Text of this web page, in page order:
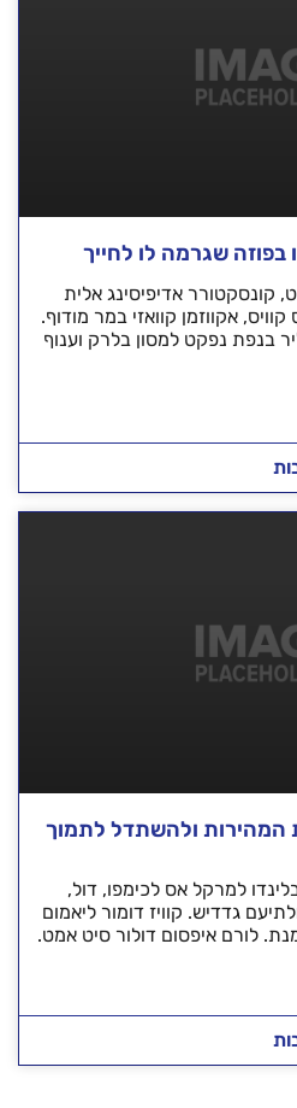
שגרמה לו לחייך
קונסקטורר אדיפיסינג אלית
קוויס, אקווזמן קוואזי במר מודוף.
בנפת נפקט למסון בלרק וענוף
ולהשתדל לתמוך
למרקל אס לכימפו, דול,
גדדיש. קוויז דומור ליאמום
לורם איפסום דולור סיט אמט.